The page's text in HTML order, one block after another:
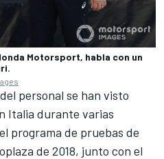
Motorsport, habla con un
personal se han visto
Italia durante varias
el programa de pruebas de
de 2018, junto con el